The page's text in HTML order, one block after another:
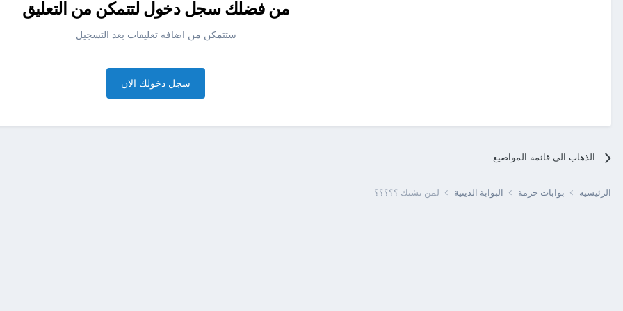
من فضلك سجل دخول لتتمكن من التعليق
ستتمكن من اضافه تعليقات بعد التسجيل
سجل دخولك الان
الذهاب الي قائمه المواضيع
الرئيسيه بوابات حرمة البوابة الدينية لمن تشتك ؟؟؟؟؟